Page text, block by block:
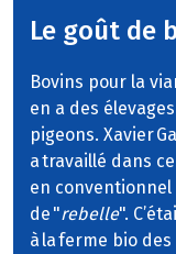
Le goût de
Bovins pour la
en a des
pigeons. Xavier
a travaillé dans
en conventionnel
de "rebelle".
à la ferme bio des